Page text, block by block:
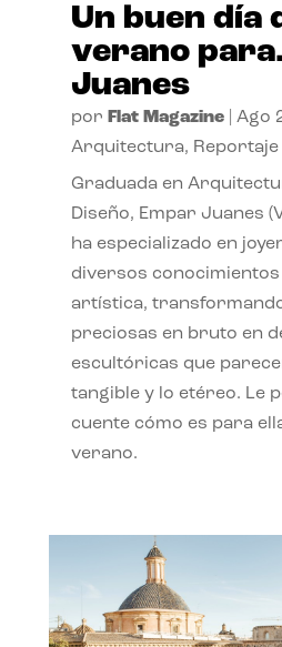
Un buen día
verano
Juanes
por Flat Magazine| Ago
Arquitectura, Reportaje
Graduada en
Diseño, Empar Juanes
ha especializado en
diversos
artística,
preciosas en bruto en
escultóricas que
tangible y lo etéreo. Le
cuente cómo es para
verano.